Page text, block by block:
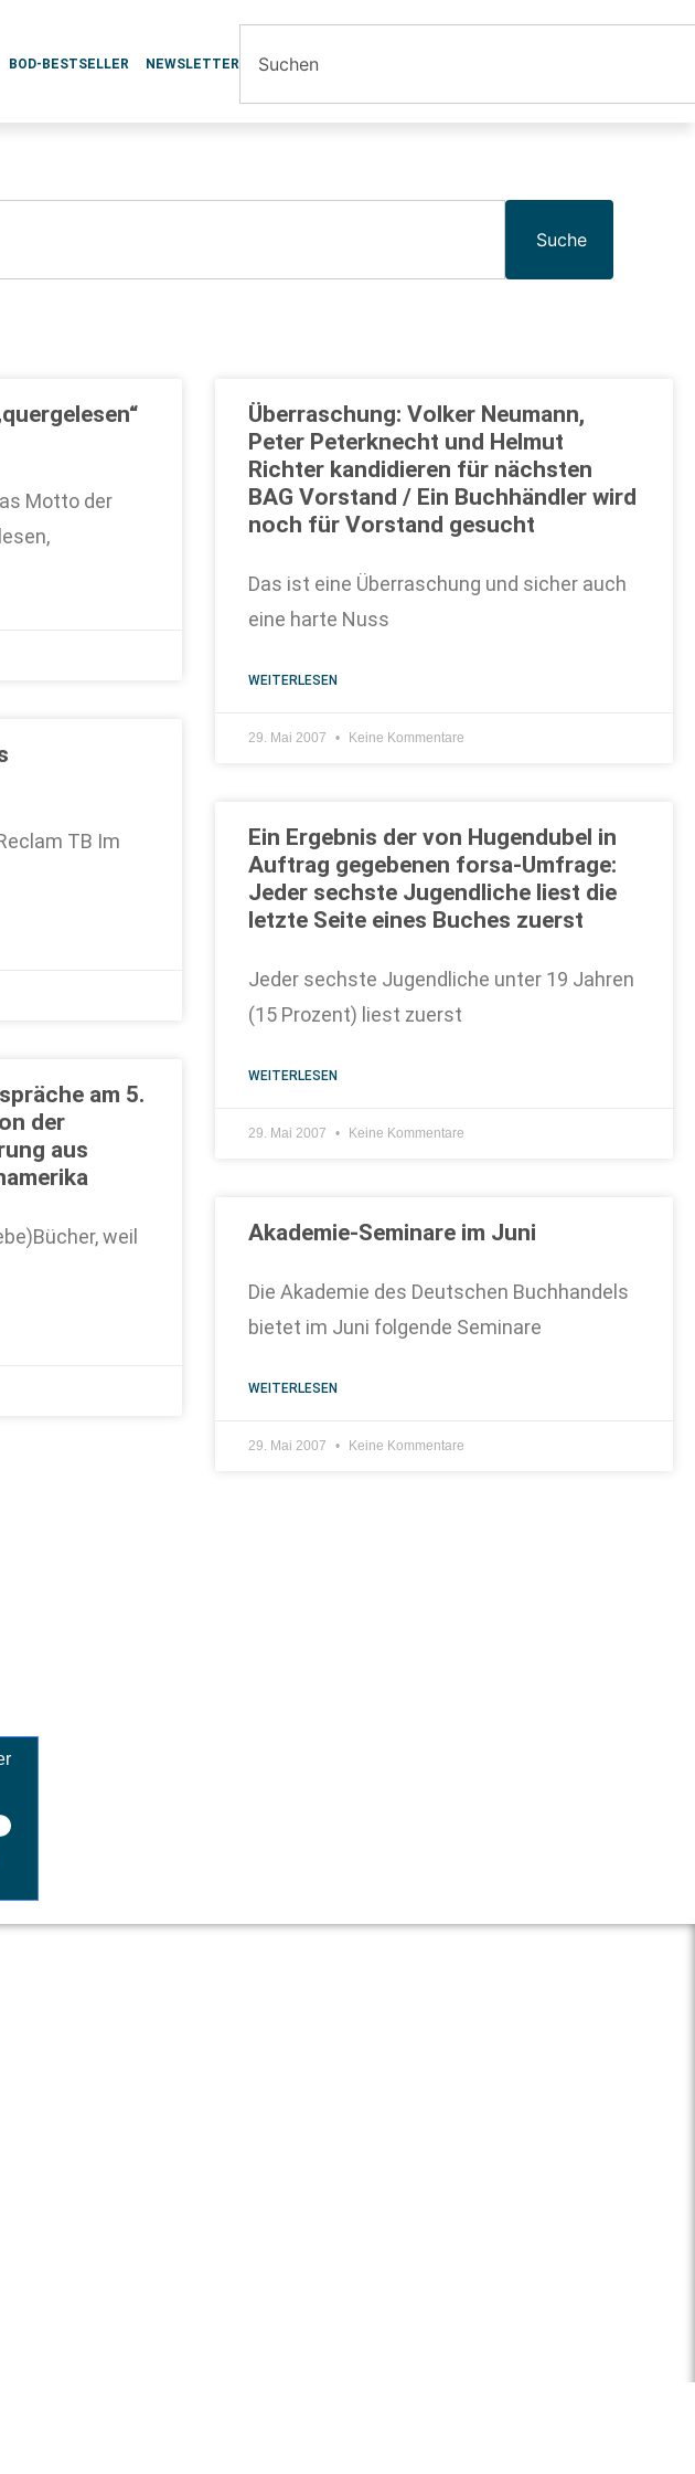
BOD-BESTSELLER NEWSLETTER
Suche
Motto der
Überraschung: Volker Neumann,
Peter Peterknecht und Helmut
Richter kandidieren für nächsten
BAG Vorstand / Ein Buchhändler wird
noch für Vorstand gesucht
Das ist eine Überraschung und sicher auch
eine harte Nuss
WEITERLESEN
29. Mai 2007 Keine Kommentare
TB Im
Ein Ergebnis der von Hugendubel in
Auftrag gegebenen forsa-Umfrage:
Jeder sechste Jugendliche liest die
letzte Seite eines Buches zuerst
Jeder sechste Jugendliche unter 19 Jahren
(15 Prozent) liest zuerst
WEITERLESEN
29. Mai 2007 Keine Kommentare
am 5.
der
aus
weil
Akademie-Seminare im Juni
Die Akademie des Deutschen Buchhandels
bietet im Juni folgende Seminare
WEITERLESEN
29. Mai 2007 Keine Kommentare